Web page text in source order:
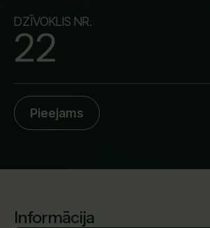
DZĪVOKLIS NR.
22
Pieejams
Informācija